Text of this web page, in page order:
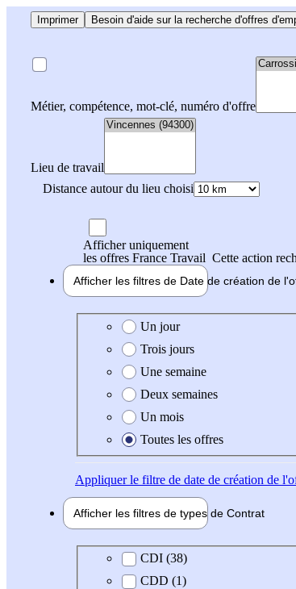
Imprimer Besoin d'aide sur la recherche d'offres
Métier, compétence, mot-clé, numéro d'offre
Lieu de travail
Distance autour du lieu choisi
Afficher uniquement
les offres France Travail Cette action
Afficher les filtres de Date de création de
Date de création de l'offre
Un jour
Trois jours
Une semaine
Deux semaines
Un mois
Toutes les offres
Appliquerle filtre de date de création de
Afficher les filtres de types de Contrat
Type de contratCDI (38)
CDD (1)